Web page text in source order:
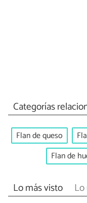
Categorías
Flan de queso
Flan de
Lo más visto